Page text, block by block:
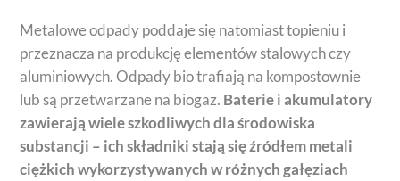
Metalowe odpady poddaje się natomiast topieniu i
przeznacza na produkcję elementów stalowych czy
aluminiowych. Odpady bio trafiają na kompostownie
lub są przetwarzane na biogaz. Baterie i akumulatory
zawierają wiele szkodliwych dla środowiska
substancji – ich składniki stają się źródłem metali
ciężkich wykorzystywanych w różnych gałęziach